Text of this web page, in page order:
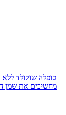
מחשיבים את שמן